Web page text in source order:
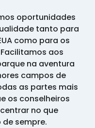
oportunidades
tanto para
como para os
aos
na aventura
campos de
as partes mais
os conselheiros
no que
sempre.